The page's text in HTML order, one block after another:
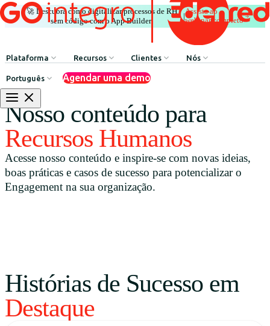
🚀 Descubra como digitalizar processos de RH
sem código com o App Builder.
|
Assista ao
webinar completo
Plataforma
Comunicação Interna
Processos de Recursos Humanos
Reconhecimentos & Prêmios
Benefícios & Bem-estar
Rede de Descontos
Recursos
Employee Experience Awards
Casos de Sucesso
Webinars
Blog
Clientes
Casos de Sucesso
Nós
Equipe de Liderança
Português
Argentina
Brasil
Uruguay
Agendar uma demo
Nosso conteúdo para
Recursos Humanos
Acesse nosso conteúdo e inspire-se com novas ideias,
boas práticas e casos de sucesso para potencializar o
Engagement na sua organização.
Histórias de Sucesso em
Destaque